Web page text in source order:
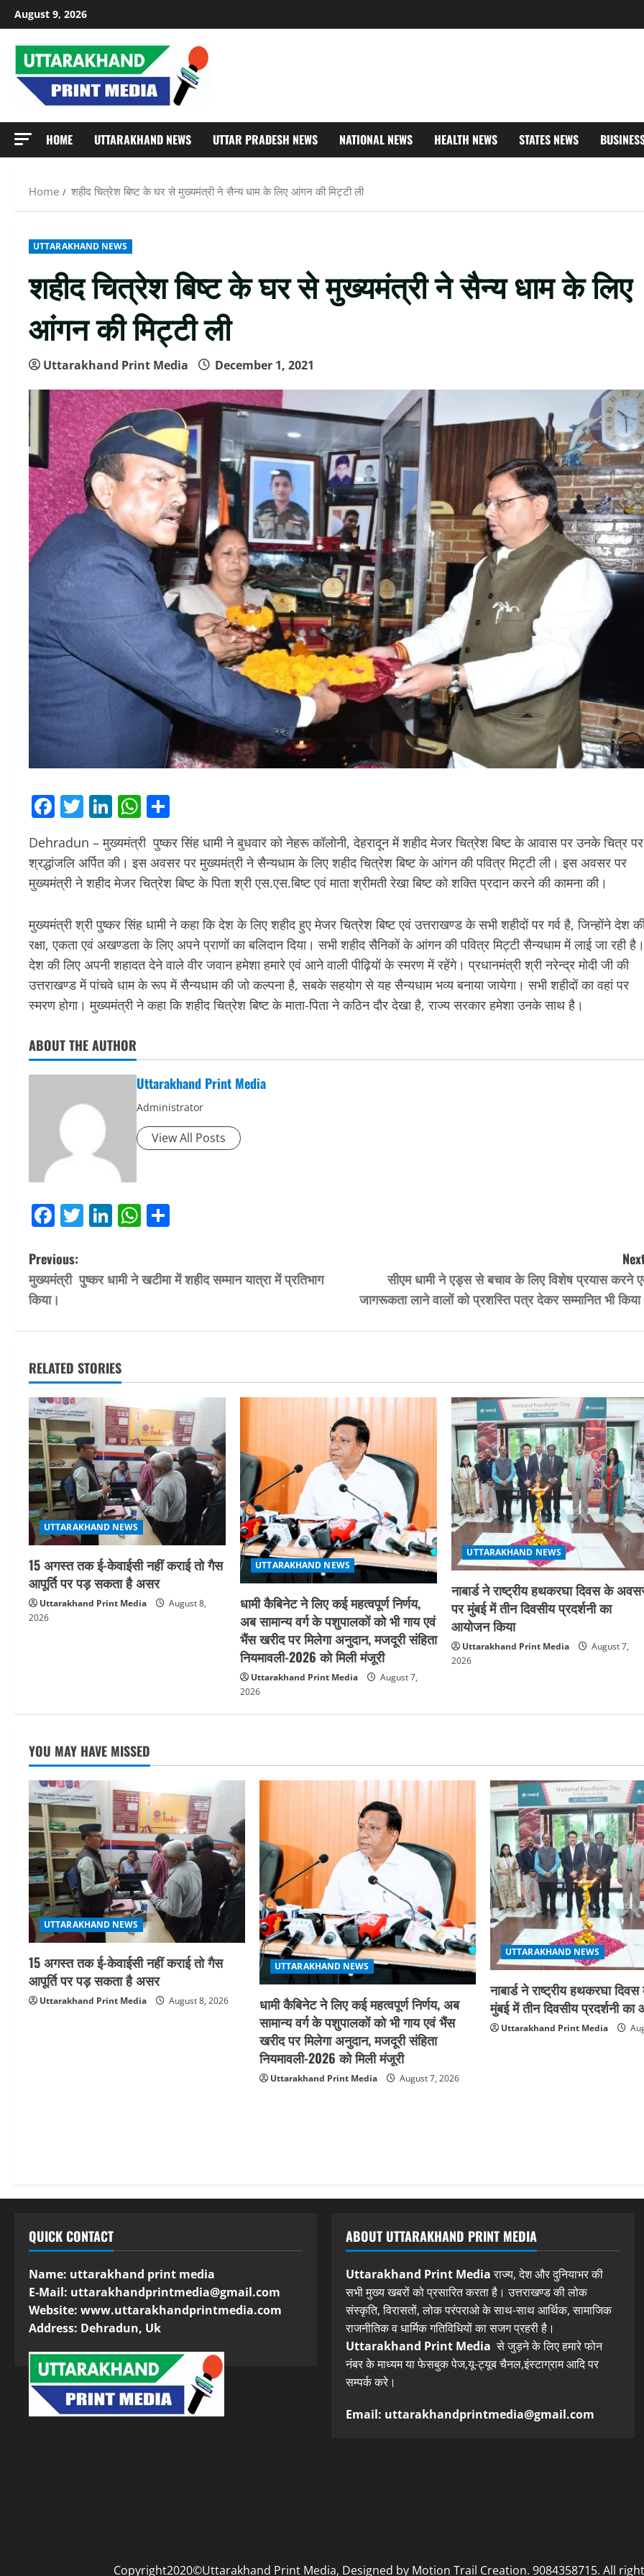
Skip
to
content
August 9, 2026
HOME UTTARAKHAND NEWS UTTAR PRADESH NEWS NATIONAL NEWS HEALTH NEWS STATES NEWS
Home शहीद चित्रेश बिष्ट के घर से मुख्यमंत्री ने सैन्य धाम के लिए आंगन की मिट्टी ली
UTTARAKHAND NEWS
शहीद चित्रेश बिष्ट के घर से मुख्यमंत्री ने सैन्य धाम के लिए
आंगन की मिट्टी ली
Uttarakhand Print Media December 1, 2021
Facebook
Twitter
LinkedIn
WhatsApp
Dehradun – मुख्यमंत्री पुष्कर सिंह धामी ने बुधवार को नेहरू कॉलोनी, देहरादून में शहीद मेजर चित्रेश बिष्ट के आवास पर उनके चित्र पर
श्रद्धांजलि अर्पित की। इस अवसर पर मुख्यमंत्री ने सैन्यधाम के लिए शहीद चित्रेश बिष्ट के आंगन की पवित्र मिट्टी ली। इस अवसर पर
मुख्यमंत्री ने शहीद मेजर चित्रेश बिष्ट के पिता श्री एस.एस.बिष्ट एवं माता श्रीमती रेखा बिष्ट को शक्ति प्रदान करने की कामना की।
मुख्यमंत्री श्री पुष्कर सिंह धामी ने कहा कि देश के लिए शहीद हुए मेजर चित्रेश बिष्ट एवं उत्तराखण्ड के सभी शहीदों पर गर्व है, जिन्होंने देश
रक्षा, एकता एवं अखण्डता के लिए अपने प्राणों का बलिदान दिया। सभी शहीद सैनिकों के आंगन की पवित्र मिट्टी सैन्यधाम में लाई जा रही है।
देश की लिए अपनी शहादत देने वाले वीर जवान हमेशा हमारे एवं आने वाली पीढ़ियों के स्मरण में रहेंगे। प्रधानमंत्री श्री नरेन्द्र मोदी जी की
उत्तराखण्ड में पांचवे धाम के रूप में सैन्यधाम की जो कल्पना है, सबके सहयोग से यह सैन्यधाम भव्य बनाया जायेगा। सभी शहीदों का वहां पर
स्मरण होगा। मुख्यमंत्री ने कहा कि शहीद चित्रेश बिष्ट के माता-पिता ने कठिन दौर देखा है, राज्य सरकार हमेशा उनके साथ है।
ABOUT THE AUTHOR
Uttarakhand Print Media
Administrator
View All Posts
Facebook
Twitter
LinkedIn
WhatsApp
P
o
n
a
v
i
g
a
t
i
o
Previous:
मुख्यमंत्री पुष्कर धामी ने खटीमा में शहीद सम्मान यात्रा में प्रतिभाग
किया।
सीएम धामी ने एड्स से बचाव के लिए विशेष प्रयास करने
जागरूकता लाने वालों को प्रशस्ति पत्र देकर सम्मानित भी
RELATED STORIES
UTTARAKHAND NEWS
15 अगस्त तक ई-केवाईसी नहीं कराई तो गैस
आपूर्ति पर पड़ सकता है असर
Uttarakhand Print Media
August 8,
2026
UTTARAKHAND NEWS
धामी कैबिनेट ने लिए कई महत्वपूर्ण निर्णय,
अब सामान्य वर्ग के पशुपालकों को भी गाय एवं
भैंस खरीद पर मिलेगा अनुदान, मजदूरी संहिता
नियमावली-2026 को मिली मंजूरी
Uttarakhand Print Media
August 7,
2026
UTTARAKHAND NEWS
नाबार्ड ने राष्ट्रीय हथकरघा दिवस के
पर मुंबई में तीन दिवसीय प्रदर्शनी का
आयोजन किया
Uttarakhand Print Media
August 7,
2026
YOU MAY HAVE MISSED
UTTARAKHAND NEWS
15 अगस्त तक ई-केवाईसी नहीं कराई तो गैस
आपूर्ति पर पड़ सकता है असर
Uttarakhand Print Media August 8, 2026
UTTARAKHAND NEWS
धामी कैबिनेट ने लिए कई महत्वपूर्ण निर्णय, अब
सामान्य वर्ग के पशुपालकों को भी गाय एवं भैंस
खरीद पर मिलेगा अनुदान, मजदूरी संहिता
नियमावली-2026 को मिली मंजूरी
Uttarakhand Print Media August 7, 2026
UTTARAKHAND NEWS
नाबार्ड ने राष्ट्रीय हथकरघा
मुंबई में तीन दिवसीय प्रदर्शनी
Uttarakhand Print Media
QUICK CONTACT
Name: uttarakhand print media
E-Mail: uttarakhandprintmedia@gmail.com
Website: www.uttarakhandprintmedia.com
Address: Dehradun, Uk
ABOUT UTTARAKHAND PRINT MEDIA
Uttarakhand Print Mediaराज्य, देश और दुनियाभर की
सभी मुख्य खबरों को प्रसारित करता है। उत्तराखण्ड की लोक
संस्कृति, विरासतों, लोक परंपराओ के साथ-साथ आर्थिक, सामाजिक
राजनीतिक व धार्मिक गतिविधियों का सजग प्रहरी है।
Uttarakhand Print Media से जुड़ने के लिए हमारे फोन
नंबर के माध्यम या फेसबुक पेज,यू-ट्यूब चैनल,इंस्टाग्राम आदि पर
सम्पर्क करे।
Email: uttarakhandprintmedia@gmail.com
Copyright2020©Uttarakhand Print Media, Designed by Motion Trail Creation. 9084358715. All